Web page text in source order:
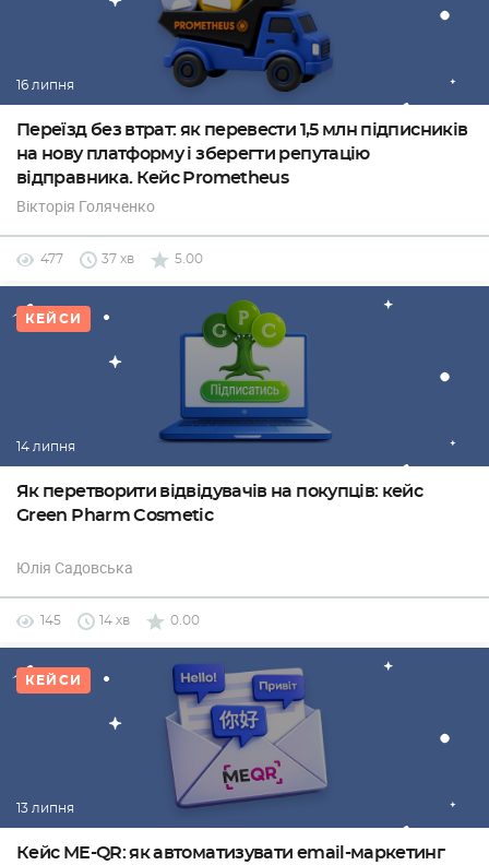
16 липня
Переїзд без втрат: як перевести 1,5 млн підписників
на нову платформу і зберегти репутацію
відправника. Кейс Prometheus
Вікторія Голяченко
477 37 хв 5.00
КЕЙСИ
14 липня
Як перетворити відвідувачів на покупців: кейс
Green Pharm Cosmetic
Юлія Садовська
145 14 хв 0.00
КЕЙСИ
13 липня
Кейс ME-QR: як автоматизувати email-маркетинг